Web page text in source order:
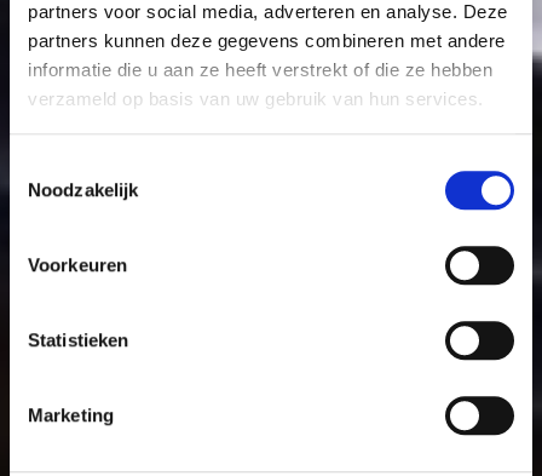
partners voor social media, adverteren en analyse. Deze
partners kunnen deze gegevens combineren met andere
informatie die u aan ze heeft verstrekt of die ze hebben
verzameld op basis van uw gebruik van hun services.
Noodzakelijk
Voorkeuren
Statistieken
Marketing